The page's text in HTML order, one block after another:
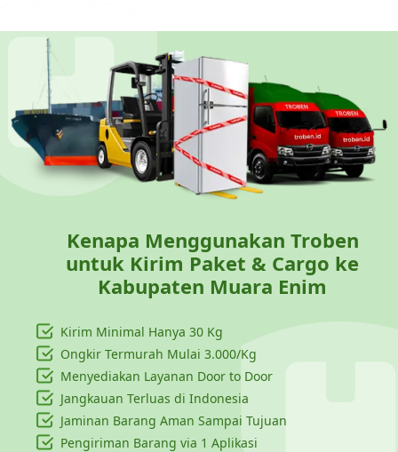
Kenapa Menggunakan Troben
untuk Kirim Paket & Cargo ke
Kabupaten Muara Enim
Kirim Minimal Hanya 30 Kg
Ongkir Termurah Mulai 3.000/Kg
Menyediakan Layanan Door to Door
Jangkauan Terluas di Indonesia
Jaminan Barang Aman Sampai Tujuan
Pengiriman Barang via 1 Aplikasi